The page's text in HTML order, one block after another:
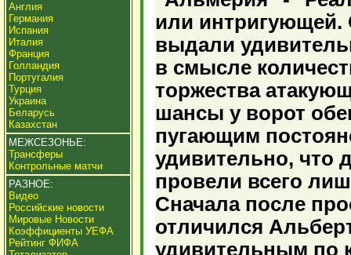
Англия
Германия
Испания
Италия
Франция
Голландия
Португалия
Турция
Украина
Беларусь
Казахстан
МЕЖСЕЗОНЬЕ:
Трансферы
Контрольные матчи
РАЗНОЕ:
Видео
Российские новости
Мировые Новости
Коэффициенты УЕФА
Рейтинг ФИФА
или интригующей.
выдали
в смысле
торжества
шансы у ворот
пугающим
удивительно, что
провели всего
Сначала после
отличился
удивительным по